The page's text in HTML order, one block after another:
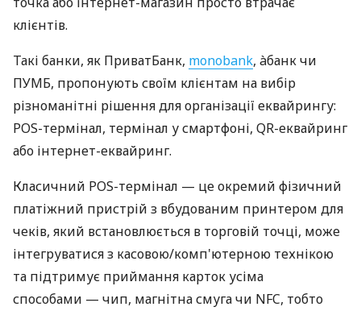
клієнтів.
Такі банки, як ПриватБанк, monobank, àбанк чи
ПУМБ, пропонують своїм клієнтам на вибір
різноманітні рішення для організації еквайрингу:
POS-термінал, термінал у смартфоні, QR-еквайринг
або інтернет-еквайринг.
Класичний POS-термінал — це окремий фізичний
платіжний пристрій з вбудованим принтером для
чеків, який встановлюється в торговій точці, може
інтегруватися з касовою/комп'ютерною технікою
та підтримує приймання карток усіма
способами — чип, магнітна смуга чи NFC, тобто